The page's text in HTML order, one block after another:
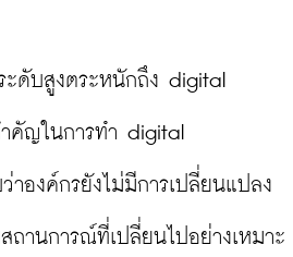
ะดับสูงตระหนักถึง digital
คัญในการทำ digital
องค์กรยังไม่มีการเปลี่ยนแปลง
ถานการณ์ที่เปลี่ยนไปอย่างเหมาะ